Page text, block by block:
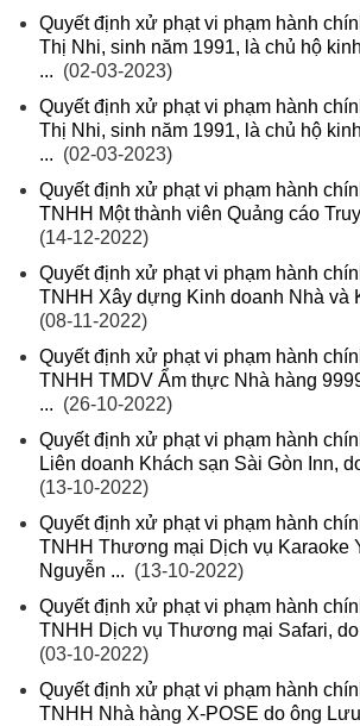
Quyết định xử phạt vi phạm hành
Thị Nhi, sinh năm 1991, là chủ hộ
... (02-03-2023)
Quyết định xử phạt vi phạm hành
Thị Nhi, sinh năm 1991, là chủ hộ
... (02-03-2023)
Quyết định xử phạt vi phạm hành
TNHH Một thành viên Quảng cáo
(14-12-2022)
Quyết định xử phạt vi phạm hành
TNHH Xây dựng Kinh doanh Nhà và
(08-11-2022)
Quyết định xử phạt vi phạm hành
TNHH TMDV Ẩm thực Nhà hàng
... (26-10-2022)
Quyết định xử phạt vi phạm hành
Liên doanh Khách sạn Sài Gòn Inn,
(13-10-2022)
Quyết định xử phạt vi phạm hành
TNHH Thương mại Dịch vụ Karaoke
Nguyễn ... (13-10-2022)
Quyết định xử phạt vi phạm hành
TNHH Dịch vụ Thương mại Safari,
(03-10-2022)
Quyết định xử phạt vi phạm hành
TNHH Nhà hàng X-POSE do ông